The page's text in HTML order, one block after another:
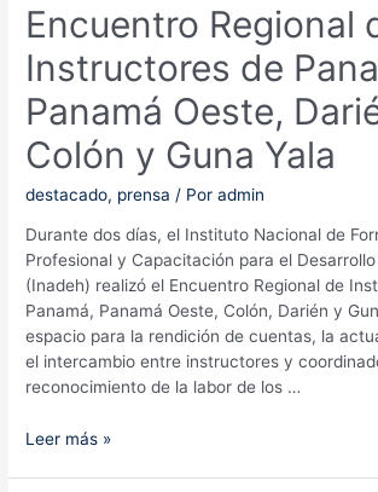
Encuentro Regional
Instructores de
Panamá Oeste,
Colón y Guna Yala
destacado, prensa / Poradmin
Durante dos días, el Instituto Nacional de
Profesional y Capacitación para el
(Inadeh) realizó el Encuentro Regional de
Panamá, Panamá Oeste, Colón, Darién y
espacio para la rendición de cuentas, la
el intercambio entre instructores y
reconocimiento de la labor de los …
Encuentro
Leer más »